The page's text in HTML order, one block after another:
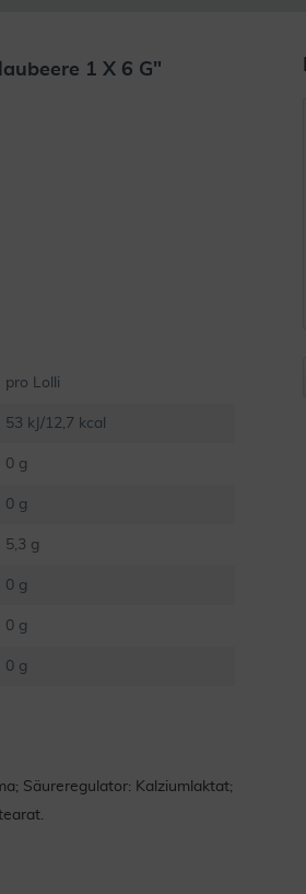
1 X 6 G"
pro Lolli
53 kJ/12,7 kcal
0 g
0 g
5,3 g
0 g
0 g
0 g
Säureregulator: Kalziumlaktat;